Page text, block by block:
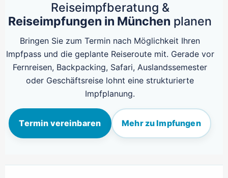
Reiseimpfberatung &
Reiseimpfungen in München planen
Bringen Sie zum Termin nach Möglichkeit Ihren
Impfpass und die geplante Reiseroute mit. Gerade vor
Fernreisen, Backpacking, Safari, Auslandssemester
oder Geschäftsreise lohnt eine strukturierte
Impfplanung.
Termin vereinbaren Mehr zu Impfungen